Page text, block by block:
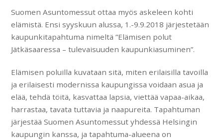
Suomen Asuntomessut ottaa myös askeleen kohti
elämistä. Ensi syyskuun alussa, 1.-9.9.2018 järjestetään
kaupunkitapahtuma nimeltä ”Elämisen polut
Jätkäsaaressa – tulevaisuuden kaupunkiasuminen”.
Elämisen poluilla kuvataan sitä, miten erilaisilla tavoilla
ja erilaisesti modernissa kaupungissa voidaan asua ja
elää, tehdä töitä, kasvattaa lapsia, viettää vapaa-aikaa,
harrastaa, tavata tuttavia ja naapureita. Tapahtuman
järjestää Suomen Asuntomessut yhdessä Helsingin
kaupungin kanssa, ja tapahtuma-alueena on